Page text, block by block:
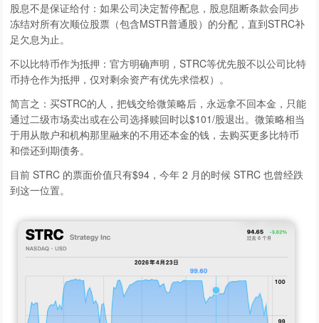
股息不是保证给付：如果公司决定暂停配息，股息阻断条款会同步
冻结对所有次顺位股票（包含MSTR普通股）的分配，直到STRC补
足欠息为止。
不以比特币作为抵押：官方明确声明，STRC等优先股不以公司比特
币持仓作为抵押，仅对剩余资产有优先求偿权）。
简言之：买STRC的人，把钱交给微策略后，永远拿不回本金，只能
通过二级市场卖出或在公司选择赎回时以$101/股退出。微策略相当
于用从散户和机构那里融来的不用还本金的钱，去购买更多比特币
和偿还到期债务。
目前 STRC 的票面价值只有$94，今年 2 月的时候 STRC 也曾经跌
到这一位置。